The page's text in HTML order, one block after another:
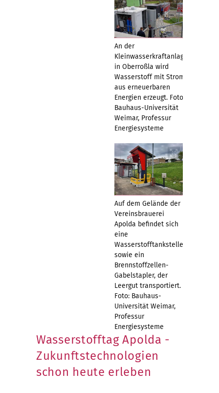
An der
Kleinwasserkraftanlage
in Oberroßla wird
Wasserstoff mit Strom
aus erneuerbaren
Energien erzeugt. Foto:
Bauhaus-Universität
Weimar, Professur
Energiesysteme
Auf dem Gelände der
Vereinsbrauerei
Apolda befindet sich
eine
Wasserstofftankstelle
sowie ein
Brennstoffzellen-
Gabelstapler, der
Leergut transportiert.
Foto: Bauhaus-
Universität Weimar,
Professur
Energiesysteme
Wasserstofftag Apolda -
Zukunftstechnologien
schon heute erleben